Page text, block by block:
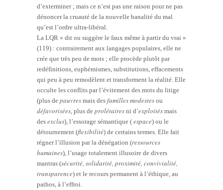
d’exterminer ; mais ce n’est pas une raison pour ne pas
dénoncer la cruauté de la nouvelle banalité du mal
qu’est l’ordre ultra-libéral.
La LQR « dit ou suggère le faux même à partir du vrai »
(119) : contrairement aux langages populaires, elle ne
crée que très peu de mots ; elle procède plutôt par
redéfinitions, euphémismes, substitutions, effacements
qui peu à peu remodèlent et transforment la réalité. Elle
occulte les conflits par l’évitement des mots du litige
(plus de pauvres mais des familles modestes ou
défavorisées , plus de prolétaires ni d’exploités mais
des exclus), l’essorage sémantique ( espace) ou le
détournement (flexibilité) de certains termes. Elle fait
régner l’illusion par la dénégation (ressources
humaines), l’usage totalement illusoire de divers
mantras (sécurité, solidarité, proximité, convivialité,
transparence) et le recours permanent à l’éthique, au
pathos, à l’effroi.